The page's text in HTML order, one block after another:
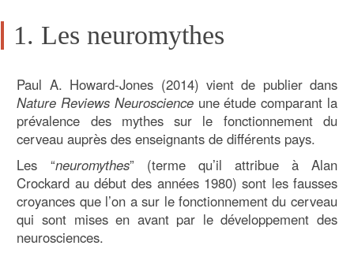
1. Les neuromythes
Paul A. Howard-Jones (2014) vient de publier dans
Nature Reviews Neuroscienceune étude comparant la
prévalence des mythes sur le fonctionnement du
cerveau auprès des enseignants de différents pays.
Les “neuromythes” (terme qu’il attribue à Alan
Crockard au début des années 1980) sont les fausses
croyances que l’on a sur le fonctionnement du cerveau
qui sont mises en avant par le développement des
neurosciences.